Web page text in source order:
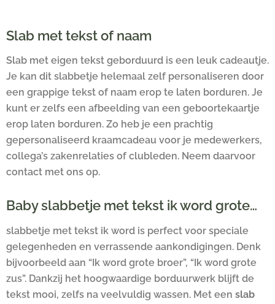
Slab met tekst of naam
Slab met eigen tekst geborduurd is een leuk cadeautje.
Je kan dit slabbetje helemaal zelf personaliseren door
een grappige tekst of naam erop te laten borduren. Je
kunt er zelfs een afbeelding van een geboortekaartje
erop laten borduren. Zo heb je een prachtig
gepersonaliseerd kraamcadeau voor je medewerkers,
collega’s zakenrelaties of clubleden. Neem daarvoor
contact met ons op.
Baby slabbetje met tekst ik word grote…
slabbetje met tekst ik word is perfect voor speciale
gelegenheden en verrassende aankondigingen. Denk
bijvoorbeeld aan “Ik word grote broer”, “Ik word grote
zus”. Dankzij het hoogwaardige borduurwerk blijft de
tekst mooi, zelfs na veelvuldig wassen. Met een slab